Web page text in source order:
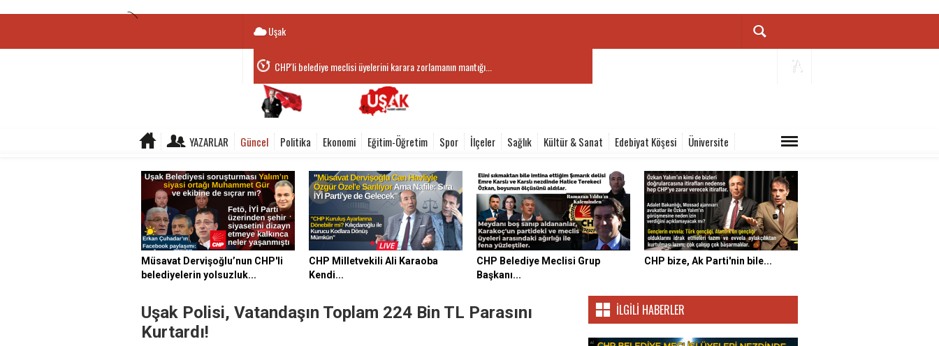
Uşak
Belediye Başkanı Hatice Terekeci Özkan’dan Kayaağıl Termal Tesisler’e...
YAZARLAR Güncel Politika Ekonomi Eğitim-Öğretim Spor İlçeler Sağlık Kültür & Sanat Edebiyat Köşesi Üniversite
Müsavat Dervişoğlu’nun CHP'li
belediyelerin yolsuzluk...
CHP Milletvekili Ali Karaoba
Kendi...
CHP Belediye Meclisi Grup
Başkanı...
CHP bize, Ak Parti'nin bile...
Uşak Polisi, Vatandaşın Toplam 224 Bin TL Parasını
Kurtardı!
İLGILI HABERLER